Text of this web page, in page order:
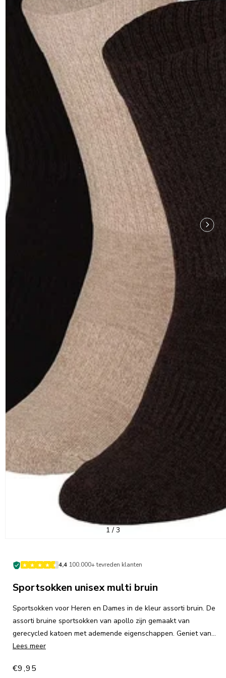
1 / van
3
4,4·100.000+ tevreden klanten
Sportsokken unisex multi bruin
Sportsokken voor Heren en Dames in de kleur assorti bruin. De
assorti bruine sportsokken van apollo zijn gemaakt van
gerecycled katoen met ademende eigenschappen. Geniet van
deze comfortabele basis sportsokken in jouw sportschoenen of
badstof waardoor jouw voeten extra demping en comfort
Lees meer
Normale
€9,95